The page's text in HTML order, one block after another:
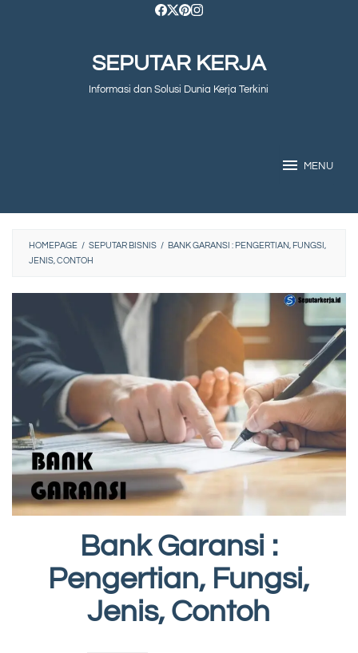
SEPUTAR KERJA
Informasi dan Solusi Dunia Kerja Terkini
MENU
HOMEPAGE / SEPUTAR BISNIS / BANK GARANSI : PENGERTIAN, FUNGSI,
JENIS, CONTOH
Bank Garansi :
Pengertian, Fungsi,
Jenis, Contoh